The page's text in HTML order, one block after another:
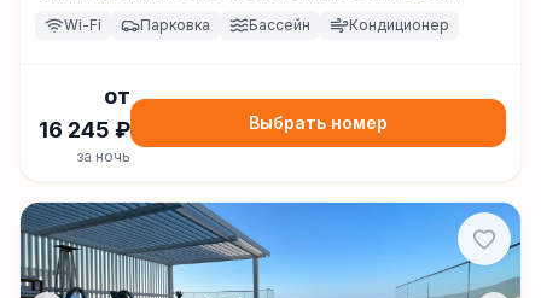
Wi-Fi Парковка Бассейн Кондиционер
от
16 245 ₽
за ночь
Выбрать номер